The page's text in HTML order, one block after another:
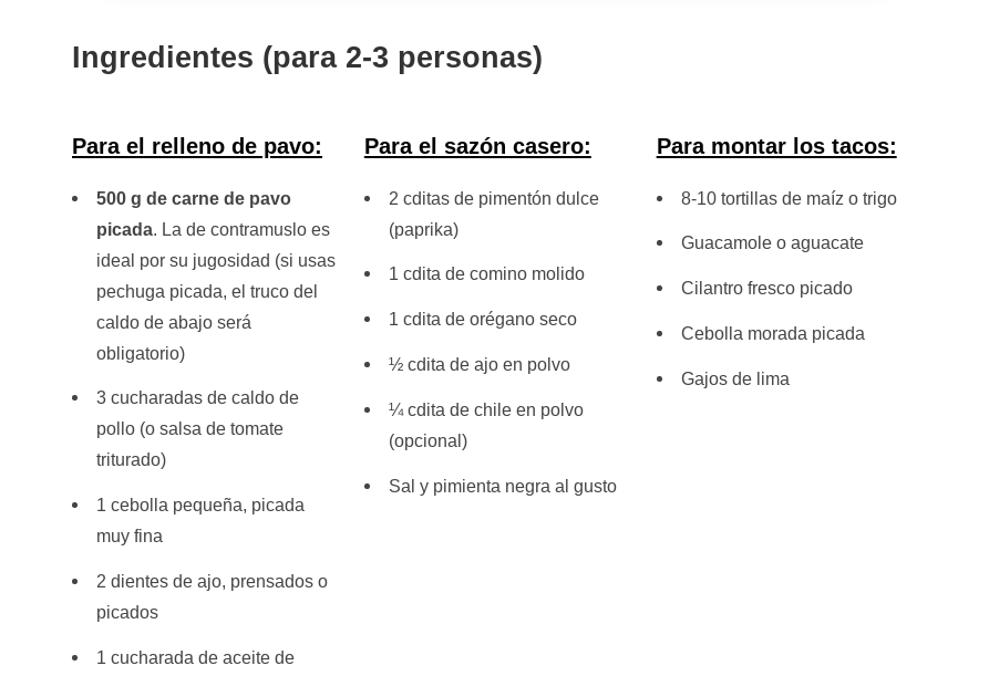
Ingredientes (para 2-3 personas)
Para el relleno de pavo:
500 g de carne de pavo
picada . La de contramuslo es
ideal por su jugosidad (si usas
pechuga picada, el truco del
caldo de abajo será
obligatorio)
3 cucharadas de caldo de
pollo (o salsa de tomate
triturado)
1 cebolla pequeña, picada
muy fina
2 dientes de ajo, prensados o
picados
1 cucharada de aceite de
Para el sazón casero:
2 cditas de pimentón dulce
(paprika)
1 cdita de comino molido
1 cdita de orégano seco
½ cdita de ajo en polvo
¼ cdita de chile en polvo
(opcional)
Sal y pimienta negra al gusto
Para montar los tacos:
8-10 tortillas de maíz o trigo
Guacamole o aguacate
Cilantro fresco picado
Cebolla morada picada
Gajos de lima